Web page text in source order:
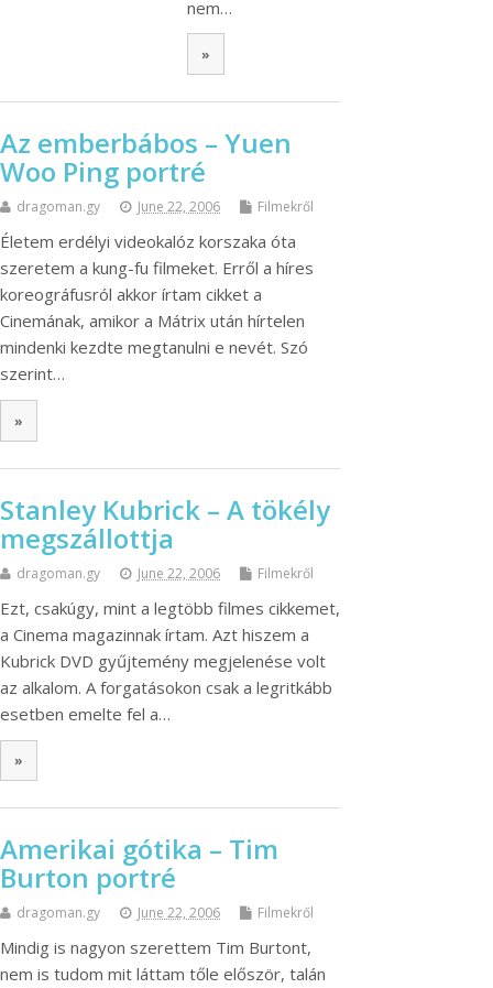
nem…
»
Az emberbábos – Yuen
Woo Ping portré
dragoman.gy June 22, 2006 Filmekről
Életem erdélyi videokalóz korszaka óta
szeretem a kung-fu filmeket. Erről a híres
koreográfusról akkor írtam cikket a
Cinemának, amikor a Mátrix után hírtelen
mindenki kezdte megtanulni e nevét. Szó
szerint…
»
Stanley Kubrick – A tökély
megszállottja
dragoman.gy June 22, 2006 Filmekről
Ezt, csakúgy, mint a legtöbb filmes cikkemet,
a Cinema magazinnak írtam. Azt hiszem a
Kubrick DVD gyűjtemény megjelenése volt
az alkalom. A forgatásokon csak a legritkább
esetben emelte fel a…
»
Amerikai gótika – Tim
Burton portré
dragoman.gy June 22, 2006 Filmekről
Mindig is nagyon szerettem Tim Burtont,
nem is tudom mit láttam tőle először, talán